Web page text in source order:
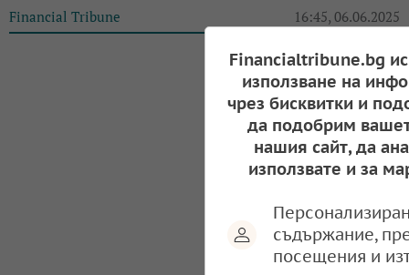
Financial Tribune 16:45, 06.06.2025
Financialtribune.bg
използване на
чрез бисквитки и
да подобрим
нашия сайт, да
използвате и за
съдържание,
посещения и